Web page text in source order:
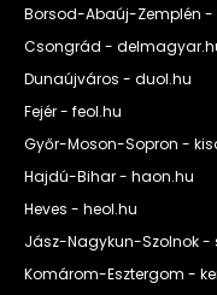
Borsod-Abaúj-Zemplén -
Csongrád -
Dunaújváros - duol.hu
Fejér - feol.hu
Győr-Moson-Sopron -
Hajdú-Bihar - haon.hu
Heves - heol.hu
Jász-Nagykun-Szolnok -
Komárom-Esztergom -